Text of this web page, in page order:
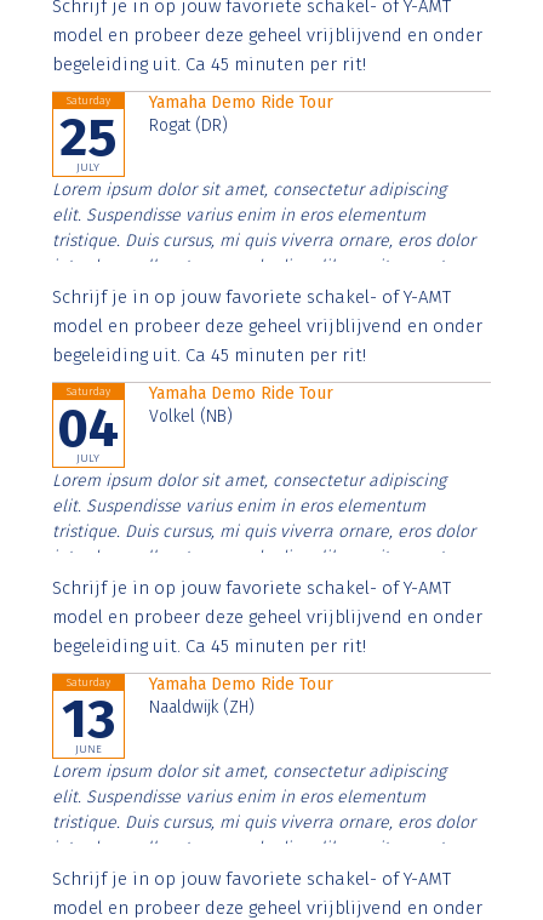
imperdiet. Nunc ut sem vitae risus tristique posuere.
Schrijf je in op jouw favoriete schakel- of Y-AMT
model en probeer deze geheel vrijblijvend en onder
begeleiding uit. Ca 45 minuten per rit!
Saturday
25
JULY
Yamaha Demo Ride Tour
Rogat (DR)
Lorem ipsum dolor sit amet, consectetur adipiscing
elit. Suspendisse varius enim in eros elementum
tristique. Duis cursus, mi quis viverra ornare, eros dolor
interdum nulla, ut commodo diam libero vitae erat.
Aenean faucibus nibh et justo cursus id rutrum lorem
imperdiet. Nunc ut sem vitae risus tristique posuere.
Schrijf je in op jouw favoriete schakel- of Y-AMT
model en probeer deze geheel vrijblijvend en onder
begeleiding uit. Ca 45 minuten per rit!
Saturday
04
JULY
Yamaha Demo Ride Tour
Volkel (NB)
Lorem ipsum dolor sit amet, consectetur adipiscing
elit. Suspendisse varius enim in eros elementum
tristique. Duis cursus, mi quis viverra ornare, eros dolor
interdum nulla, ut commodo diam libero vitae erat.
Aenean faucibus nibh et justo cursus id rutrum lorem
imperdiet. Nunc ut sem vitae risus tristique posuere.
Schrijf je in op jouw favoriete schakel- of Y-AMT
model en probeer deze geheel vrijblijvend en onder
begeleiding uit. Ca 45 minuten per rit!
Saturday
13
JUNE
Yamaha Demo Ride Tour
Naaldwijk (ZH)
Lorem ipsum dolor sit amet, consectetur adipiscing
elit. Suspendisse varius enim in eros elementum
tristique. Duis cursus, mi quis viverra ornare, eros dolor
interdum nulla, ut commodo diam libero vitae erat.
Aenean faucibus nibh et justo cursus id rutrum lorem
imperdiet. Nunc ut sem vitae risus tristique posuere.
Schrijf je in op jouw favoriete schakel- of Y-AMT
model en probeer deze geheel vrijblijvend en onder